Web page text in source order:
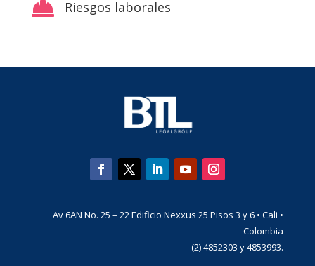
 Riesgos laborales
Av 6AN No. 25 – 22 Edificio Nexxus 25 Pisos 3 y 6 • Cali •
Colombia
(2) 4852303 y 4853993.